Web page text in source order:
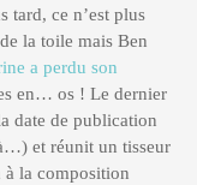
tard, ce n’est plus
la toile mais Ben
a perdu son
en… os ! Le dernier
date de publication
et réunit un tisseur
la composition